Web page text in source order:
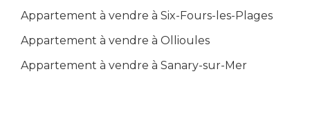
Appartement à vendre à Six-Fours-les-Plages
Appartement à vendre à Ollioules
Appartement à vendre à Sanary-sur-Mer